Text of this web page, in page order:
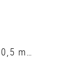
Lödspets 0,5 mm